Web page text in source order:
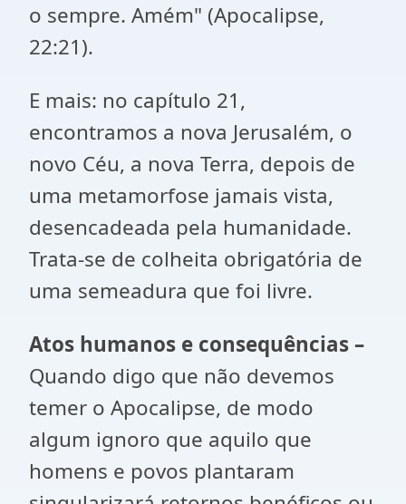
o sempre. Amém" (Apocalipse,
22:21).
E mais: no capítulo 21,
encontramos a nova Jerusalém, o
novo Céu, a nova Terra, depois de
uma metamorfose jamais vista,
desencadeada pela humanidade.
Trata-se de colheita obrigatória de
uma semeadura que foi livre.
Atos humanos e consequências –
Quando digo que não devemos
temer o Apocalipse, de modo
algum ignoro que aquilo que
homens e povos plantaram